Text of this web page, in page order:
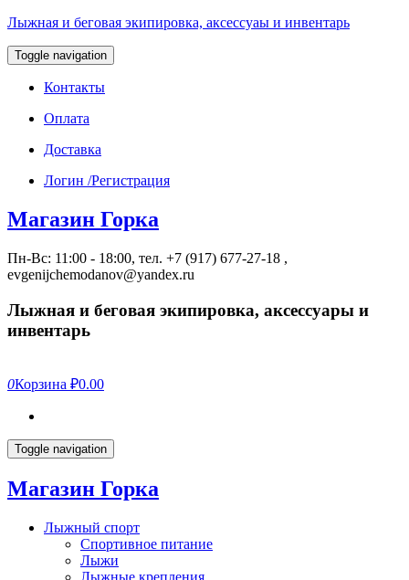
Лыжная и беговая экипировка, аксессуаы и инвентарь
Toggle navigation
Контакты
Оплата
Доставка
Логин /Регистрация
Магазин Горка
Пн-Вс: 11:00 - 18:00, тел. +7 (917) 677-27-18 ,
evgenijchemodanov@yandex.ru
Лыжная и беговая экипировка, аксессуары и
инвентарь
0Корзина ₽0.00
Toggle navigation
Магазин Горка
Лыжный спорт
Спортивное питание
Лыжи
Лыжные крепления